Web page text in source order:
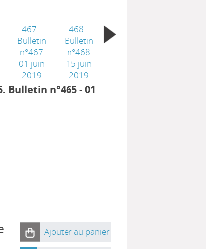
467 -
Bulletin
n°467
01 juin
2019
468 -
Bulletin
n°468
15 juin
2019
Bulletin n°465 - 01
Ajouter au panier